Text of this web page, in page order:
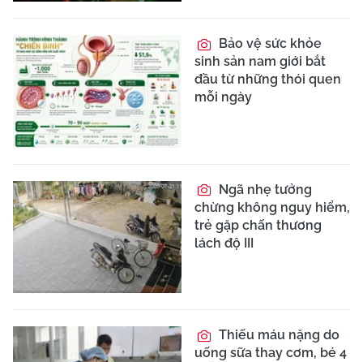
Bảo vệ sức khỏe
sinh sản nam giới bắt
đầu từ những thói quen
mỗi ngày
Ngã nhẹ tưởng
chừng không nguy hiểm,
trẻ gặp chấn thương
lách độ III
Thiếu máu nặng do
uống sữa thay cơm, bé 4